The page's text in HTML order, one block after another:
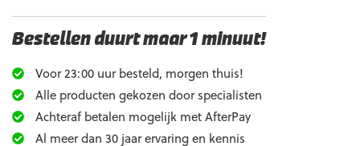
Bestellen duurt maar 1 minuut!
Voor 23:00 uur besteld, morgen thuis!
Alle producten gekozen door specialisten
Achteraf betalen mogelijk met AfterPay
Al meer dan 30 jaar ervaring en kennis